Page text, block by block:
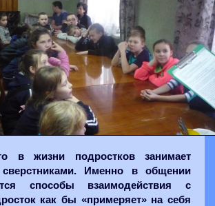
в жизни подростков занимает
Именно в общении
способы взаимодействия с
как бы «примеряет» на себя